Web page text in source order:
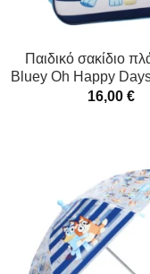
Παιδικό σακίδιο
Bluey Oh Happy
16,00 €